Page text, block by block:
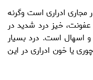
ادراری است وگرنه
خیز درد شدید در
و اسهال است. درد بسیار
یا خون ادراریدر این